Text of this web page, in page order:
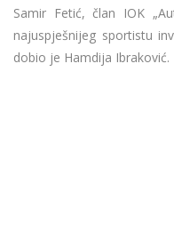
Samir Fetić, član IOK
najuspješnijeg sportistu
dobio je Hamdija Ibraković.